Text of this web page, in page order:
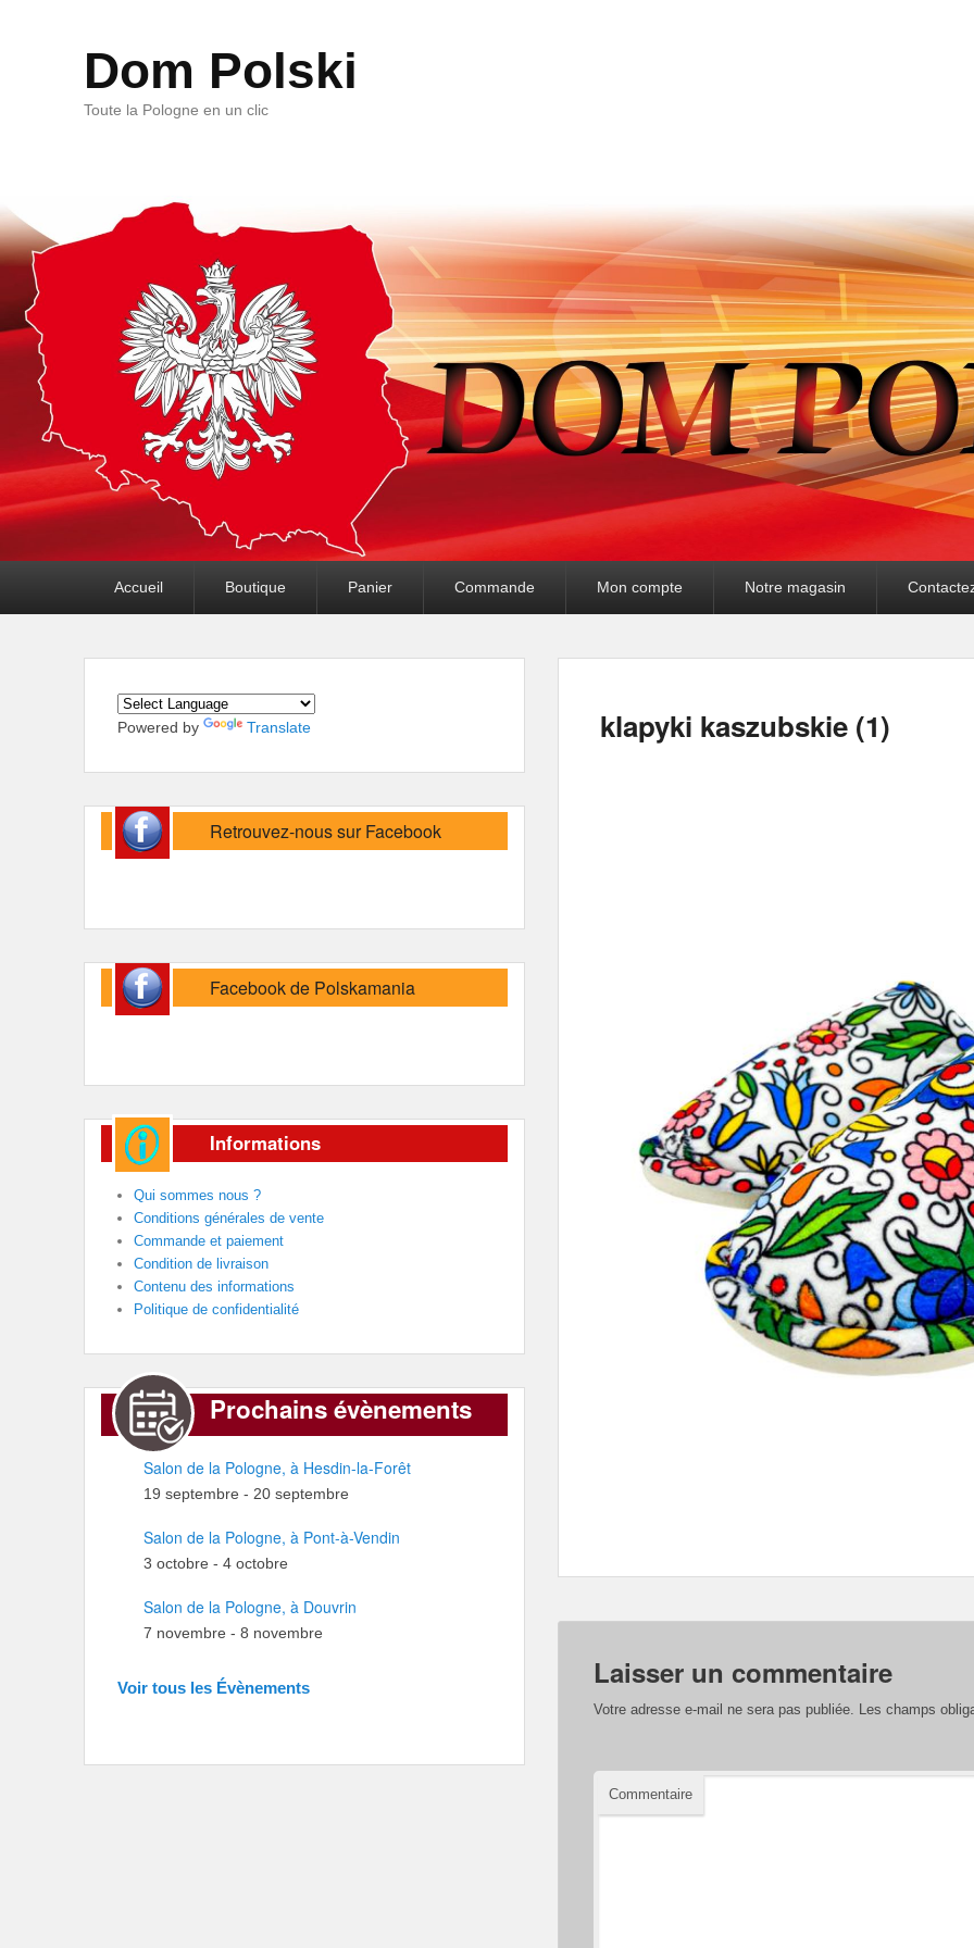
Dom Polski
Toute la Pologne en un clic
Accueil Boutique Panier Commande Mon compte Notre magasin
klapyki kaszubskie (1)
Laisser un commentaire
Votre adresse e-mail ne sera pas publiée. Les champs
Commentaire
Powered by Translate
Retrouvez-nous sur Facebook
Facebook de Polskamania
Informations
Qui sommes nous ?
Conditions générales de vente
Commande et paiement
Condition de livraison
Contenu des informations
Politique de confidentialité
Prochains évènements
Salon de la Pologne, à Hesdin-la-Forêt
19 septembre - 20 septembre
Salon de la Pologne, à Pont-à-Vendin
3 octobre - 4 octobre
Salon de la Pologne, à Douvrin
7 novembre - 8 novembre
Voir tous les Évènements